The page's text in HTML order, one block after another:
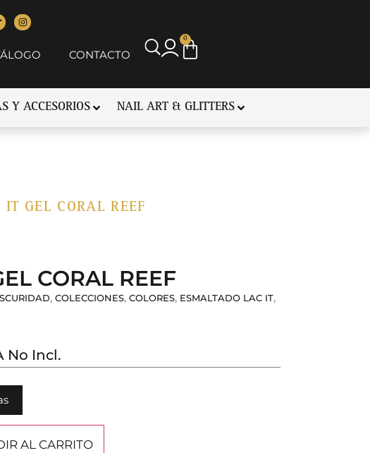
CONTACTO
0
Y ACCESORIOS NAIL ART & GLITTERS
GEL CORAL REEF
CORAL REEF
, COLECCIONES, COLORES, ESMALTADO LAC IT,
No Incl.
AL CARRITO